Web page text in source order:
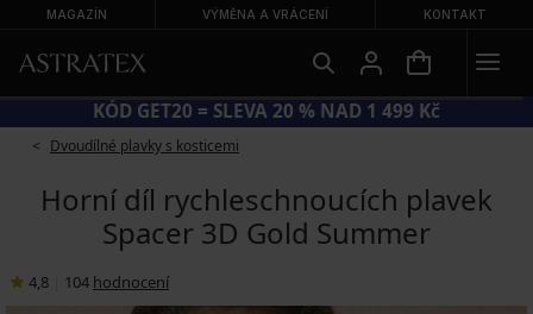
MAGAZÍN VÝMĚNA A VRÁCENÍ KONTAKT
VELKÝ LETNÍ VÝPRODEJ AŽ −70 %
Dvoudílné plavky s kosticemi
Horní díl rychleschnoucích plavek
Spacer 3D Gold Summer
4,8 104 hodnocení